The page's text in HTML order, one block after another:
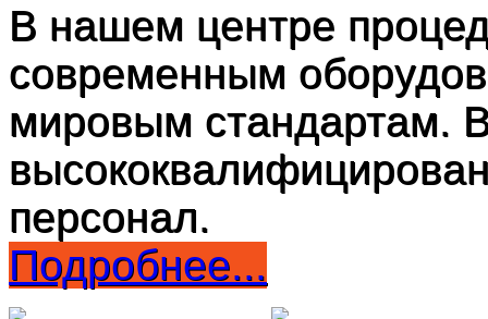
В нашем центре
современным
мировым стандартам.
персонал.
Подробнее...